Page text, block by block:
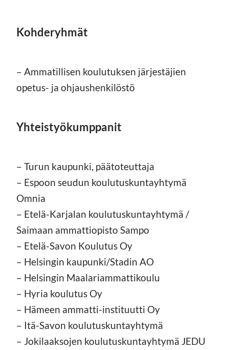
Kohderyhmät
– Ammatillisen koulutuksen järjestäjien
opetus- ja ohjaushenkilöstö
Yhteistyökumppanit
– Turun kaupunki, päätoteuttaja
– Espoon seudun koulutuskuntayhtymä
Omnia
– Etelä-Karjalan koulutuskuntayhtymä /
Saimaan ammattiopisto Sampo
– Etelä-Savon Koulutus Oy
– Helsingin kaupunki/Stadin AO
– Helsingin Maalariammattikoulu
– Hyria koulutus Oy
– Hämeen ammatti-instituutti Oy
– Itä-Savon koulutuskuntayhtymä
– Jokilaaksojen koulutuskuntayhtymä JEDU